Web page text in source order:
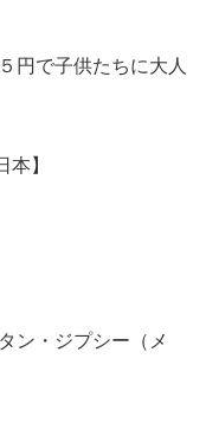
円で子供たちに大人
】
ン・ジプシー（メ